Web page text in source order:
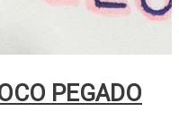
PEGADO